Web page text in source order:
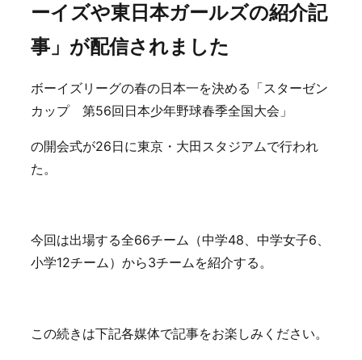
ーイズや東日本ガールズの紹介記
事」が配信されました
ボーイズリーグの春の日本一を決める「スターゼン
カップ 第56回日本少年野球春季全国大会」
の開会式が26日に東京・大田スタジアムで行われ
た。
今回は出場する全66チーム（中学48、中学女子6、
小学12チーム）から3チームを紹介する。
この続きは下記各媒体で記事をお楽しみください。